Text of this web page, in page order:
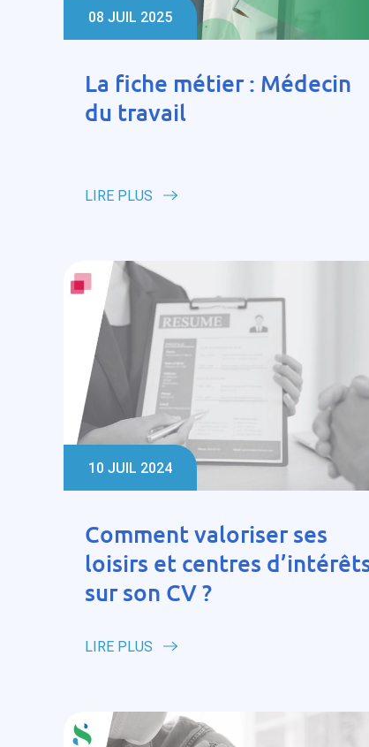
08 JUIL 2025
La fiche métier : Médecin
du travail
LIRE PLUS
10 JUIL 2024
Comment valoriser ses
loisirs et centres
sur son CV ?
LIRE PLUS